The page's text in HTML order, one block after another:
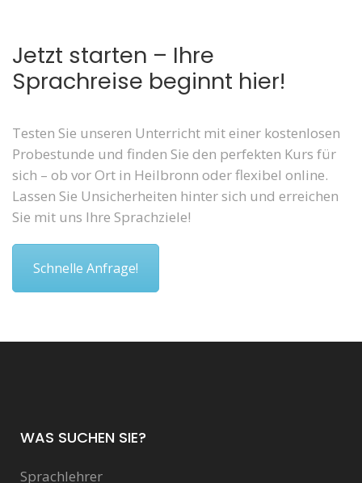
Jetzt starten – Ihre
Sprachreise beginnt hier!
Testen Sie unseren Unterricht mit einer kostenlosen
Probestunde und finden Sie den perfekten Kurs für
sich – ob vor Ort in Heilbronn oder flexibel online.
Lassen Sie Unsicherheiten hinter sich und erreichen
Sie mit uns Ihre Sprachziele!
Schnelle Anfrage!
WAS SUCHEN SIE?
Sprachlehrer